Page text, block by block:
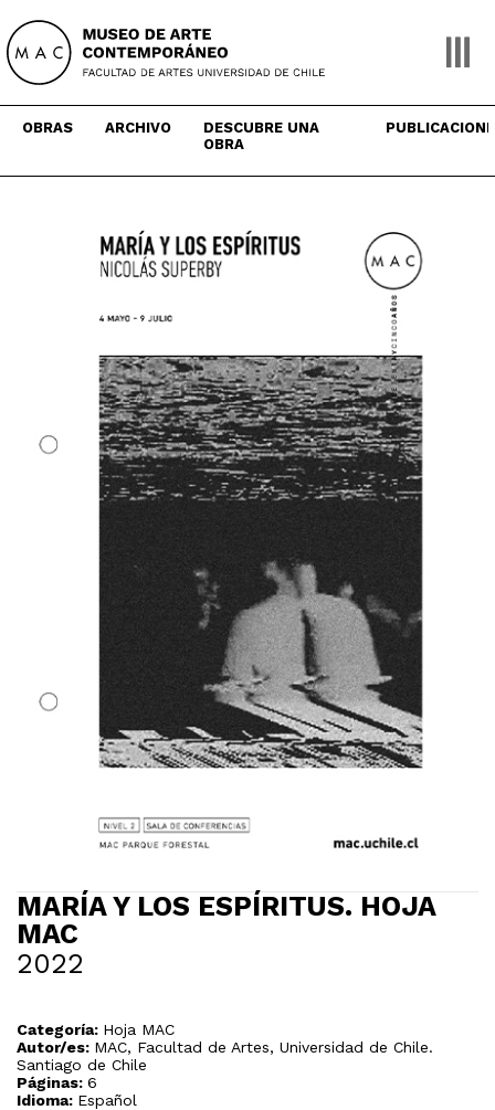
content
OBRAS ARCHIVO
DESCUBRE UNA
OBRA
MARÍA Y LOS ESPÍRITUS. HOJA
MAC
2022
Categoría: Hoja MAC
Autor/es: MAC, Facultad de Artes, Universidad de Chile.
Santiago de Chile
Páginas: 6
Idioma: Español